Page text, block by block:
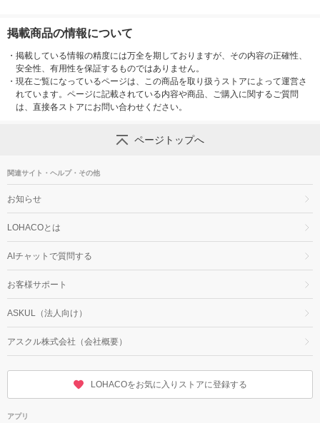
掲載商品の情報について
・ 掲載している情報の精度には万全を期しておりますが、その内容の正確性、
安全性、有用性を保証するものではありません。
・ 現在ご覧になっているページは、この商品を取り扱うストアによって運営さ
れています。ページに記載されている内容や商品、ご購入に関するご質問
は、直接各ストアにお問い合わせください。
ページトップへ
関連サイト・ヘルプ・その他
お知らせ
LOHACOとは
AIチャットで質問する
お客様サポート
ASKUL（法人向け）
アスクル株式会社（会社概要）
LOHACOをお気に入りストアに登録する
アプリ